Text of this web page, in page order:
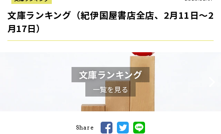
文庫ランキング（紀伊国屋書店全店、2月11日～2
月17日）
文庫ランキング
一覧を見る
Share